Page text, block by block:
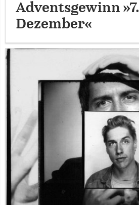
Adventsgewinn »7.
Dezember«